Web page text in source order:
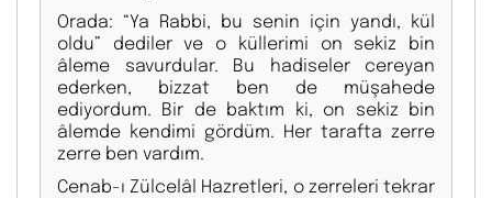
Orada: “Ya Rabbi, bu senin için yandı, kül
oldu” dediler ve o küllerimi on sekiz bin
âleme savurdular. Bu hadiseler cereyan
ederken, bizzat ben de müşahede
ediyordum. Bir de baktım ki, on sekiz bin
âlemde kendimi gördüm. Her tarafta zerre
zerre ben vardım.
Cenab-ı Zülcelâl Hazretleri, o zerreleri tekrar